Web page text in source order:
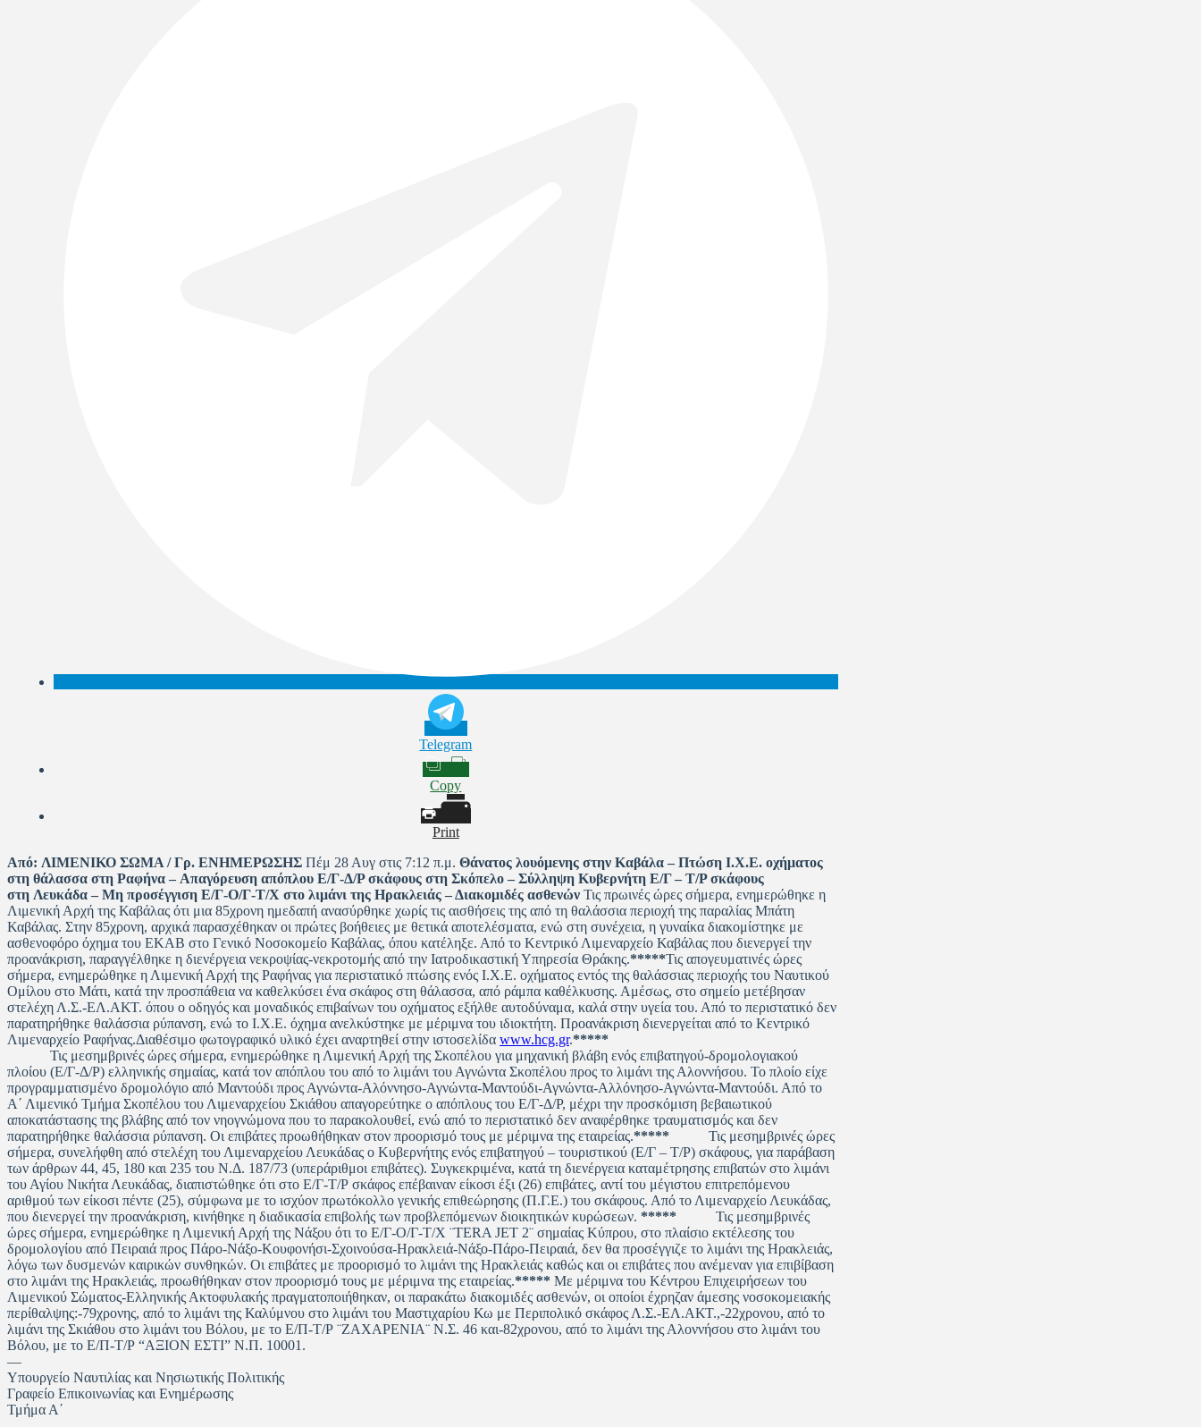
Telegram
Copy
Print
Από: ΛΙΜΕΝΙΚΟ ΣΩΜΑ / Γρ. ΕΝΗΜΕΡΩΣΗΣ Πέμ 28 Αυγ στις 7:12 π.μ. Θάνατος λουόμενης στην Καβάλα – Πτώση Ι.Χ.Ε. οχήματος
στη θάλασσα στη Ραφήνα – Απαγόρευση απόπλου Ε/Γ-Δ/Ρ σκάφους στη Σκόπελο – Σύλληψη Κυβερνήτη Ε/Γ – Τ/Ρ σκάφους
στη Λευκάδα – Μη προσέγγιση Ε/Γ-Ο/Γ-Τ/Χ στο λιμάνι της Ηρακλειάς – Διακομιδές ασθενών Τις πρωινές ώρες σήμερα, ενημερώθηκε η
Λιμενική Αρχή της Καβάλας ότι μια 85χρονη ημεδαπή ανασύρθηκε χωρίς τις αισθήσεις της από τη θαλάσσια περιοχή της παραλίας Μπάτη
Καβάλας. Στην 85χρονη, αρχικά παρασχέθηκαν οι πρώτες βοήθειες με θετικά αποτελέσματα, ενώ στη συνέχεια, η γυναίκα διακομίστηκε με
ασθενοφόρο όχημα του ΕΚΑΒ στο Γενικό Νοσοκομείο Καβάλας, όπου κατέληξε. Από το Κεντρικό Λιμεναρχείο Καβάλας που διενεργεί την
προανάκριση, παραγγέλθηκε η διενέργεια νεκροψίας-νεκροτομής από την Ιατροδικαστική Υπηρεσία Θράκης.*****Τις απογευματινές ώρες
σήμερα, ενημερώθηκε η Λιμενική Αρχή της Ραφήνας για περιστατικό πτώσης ενός Ι.Χ.Ε. οχήματος εντός της θαλάσσιας περιοχής του Ναυτικού
Ομίλου στο Μάτι, κατά την προσπάθεια να καθελκύσει ένα σκάφος στη θάλασσα, από ράμπα καθέλκυσης. Αμέσως, στο σημείο μετέβησαν
στελέχη Λ.Σ.-ΕΛ.ΑΚΤ. όπου ο οδηγός και μοναδικός επιβαίνων του οχήματος εξήλθε αυτοδύναμα, καλά στην υγεία του. Από το περιστατικό δεν
παρατηρήθηκε θαλάσσια ρύπανση, ενώ το Ι.Χ.Ε. όχημα ανελκύστηκε με μέριμνα του ιδιοκτήτη. Προανάκριση διενεργείται από το Κεντρικό
Λιμεναρχείο Ραφήνας.Διαθέσιμο φωτογραφικό υλικό έχει αναρτηθεί στην ιστοσελίδα www.hcg.gr.*****
Τις μεσημβρινές ώρες σήμερα, ενημερώθηκε η Λιμενική Αρχή της Σκοπέλου για μηχανική βλάβη ενός επιβατηγού-δρομολογιακού
πλοίου (Ε/Γ-Δ/Ρ) ελληνικής σημαίας, κατά τον απόπλου του από το λιμάνι του Αγνώντα Σκοπέλου προς το λιμάνι της Αλοννήσου. Το πλοίο είχε
προγραμματισμένο δρομολόγιο από Μαντούδι προς Αγνώντα-Αλόννησο-Αγνώντα-Μαντούδι-Αγνώντα-Αλλόνησο-Αγνώντα-Μαντούδι. Από το
Α΄ Λιμενικό Τμήμα Σκοπέλου του Λιμεναρχείου Σκιάθου απαγορεύτηκε ο απόπλους του Ε/Γ-Δ/Ρ, μέχρι την προσκόμιση βεβαιωτικού
αποκατάστασης της βλάβης από τον νηογνώμονα που το παρακολουθεί, ενώ από το περιστατικό δεν αναφέρθηκε τραυματισμός και δεν
παρατηρήθηκε θαλάσσια ρύπανση. Οι επιβάτες προωθήθηκαν στον προορισμό τους με μέριμνα της εταιρείας.***** Τις μεσημβρινές ώρες
σήμερα, συνελήφθη από στελέχη του Λιμεναρχείου Λευκάδας ο Κυβερνήτης ενός επιβατηγού – τουριστικού (Ε/Γ – Τ/Ρ) σκάφους, για παράβαση
των άρθρων 44, 45, 180 και 235 του Ν.Δ. 187/73 (υπεράριθμοι επιβάτες). Συγκεκριμένα, κατά τη διενέργεια καταμέτρησης επιβατών στο λιμάνι
του Αγίου Νικήτα Λευκάδας, διαπιστώθηκε ότι στο Ε/Γ-Τ/Ρ σκάφος επέβαιναν είκοσι έξι (26) επιβάτες, αντί του μέγιστου επιτρεπόμενου
αριθμού των είκοσι πέντε (25), σύμφωνα με το ισχύον πρωτόκολλο γενικής επιθεώρησης (Π.Γ.Ε.) του σκάφους. Από το Λιμεναρχείο Λευκάδας,
που διενεργεί την προανάκριση, κινήθηκε η διαδικασία επιβολής των προβλεπόμενων διοικητικών κυρώσεων. ***** Τις μεσημβρινές
ώρες σήμερα, ενημερώθηκε η Λιμενική Αρχή της Νάξου ότι το Ε/Γ-Ο/Γ-Τ/Χ ¨TERA JET 2¨ σημαίας Κύπρου, στο πλαίσιο εκτέλεσης του
δρομολογίου από Πειραιά προς Πάρο-Νάξο-Κουφονήσι-Σχοινούσα-Ηρακλειά-Νάξο-Πάρο-Πειραιά, δεν θα προσέγγιζε το λιμάνι της Ηρακλειάς,
λόγω των δυσμενών καιρικών συνθηκών. Οι επιβάτες με προορισμό το λιμάνι της Ηρακλειάς καθώς και οι επιβάτες που ανέμεναν για επιβίβαση
στο λιμάνι της Ηρακλειάς, προωθήθηκαν στον προορισμό τους με μέριμνα της εταιρείας.***** Με μέριμνα του Κέντρου Επιχειρήσεων του
Λιμενικού Σώματος-Ελληνικής Ακτοφυλακής πραγματοποιήθηκαν, οι παρακάτω διακομιδές ασθενών, οι οποίοι έχρηζαν άμεσης νοσοκομειακής
περίθαλψης:-79χρονης, από το λιμάνι της Καλύμνου στο λιμάνι του Μαστιχαρίου Κω με Περιπολικό σκάφος Λ.Σ.-ΕΛ.ΑΚΤ.,-22χρονου, από το
λιμάνι της Σκιάθου στο λιμάνι του Βόλου, με το Ε/Π-Τ/Ρ ¨ΖΑΧΑΡΕΝΙΑ¨ Ν.Σ. 46 και-82χρονου, από το λιμάνι της Αλοννήσου στο λιμάνι του
Βόλου, με το Ε/Π-Τ/Ρ “ΑΞΙΟΝ ΕΣΤΙ” Ν.Π. 10001.
—
Υπουργείο Ναυτιλίας και Νησιωτικής Πολιτικής
Γραφείο Επικοινωνίας και Ενημέρωσης
Τμήμα Α΄